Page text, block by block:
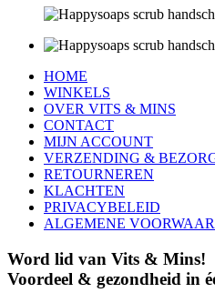
HOME
WINKELS
OVER VITS & MINS
CONTACT
MIJN ACCOUNT
VERZENDING &
RETOURNEREN
KLACHTEN
PRIVACYBELEID
ALGEMENE
Word lid van Vits & Mins!
Voordeel & gezondheid in